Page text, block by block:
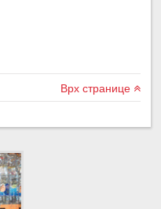
Врх странице